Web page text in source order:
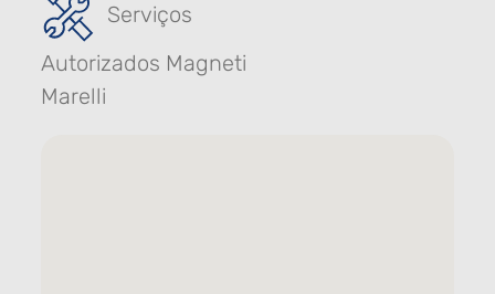
Serviços
Autorizados Magneti
Marelli